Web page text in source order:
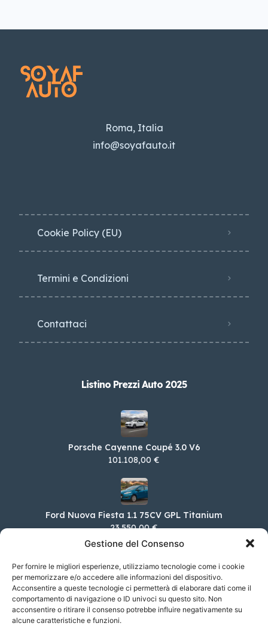
Gestione del Consenso
Per fornire le migliori esperienze, utilizziamo tecnologie come i cookie
per memorizzare e/o accedere alle informazioni del dispositivo.
Acconsentire a queste tecnologie ci permetterà di elaborare dati come il
comportamento di navigazione o ID univoci su questo sito. Non
acconsentire o ritirare il consenso potrebbe influire negativamente su
alcune caratteristiche e funzioni.
Roma, Italia
info@soyafauto.it
Cookie Policy (EU)
Termini e Condizioni
Contattaci
Listino Prezzi Auto 2025
Porsche Cayenne Coupé 3.0 V6
101.108,00 €
Ford Nuova Fiesta 1.1 75CV GPL Titanium
23.550,00 €
KIA Sportage 1.6 TGDI PHEV GT-LINE 4WD
AUTO
50.650,00 €